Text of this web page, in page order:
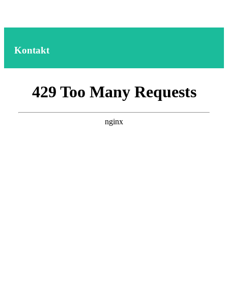
Kontakt